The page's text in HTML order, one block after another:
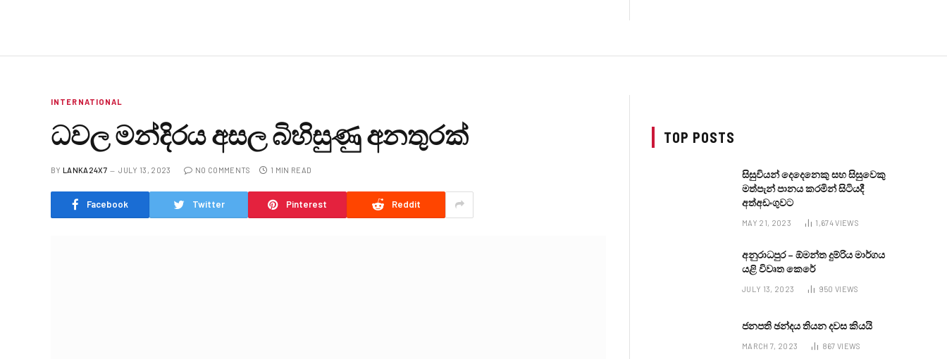
INTERNATIONAL
ධවල මන්දිරය අසල බිහිසුණු අනතුරක්
BY LANKA24X7 JULY 13, 2023 NO COMMENTS 1 MIN READ
Facebook Twitter Pinterest Reddit
TOP POSTS
සිසුවියන් දෙදෙනෙකු සහ සිසුවෙකු
මත්පැන් පානය කරමින් සිටියදී
අත්අඩංගුවට
MAY 21, 2023 1,674VIEWS
අනුරාධපුර – ඕමන්ත දුම්රිය මාර්ගය
යළි විවෘත කෙරේ
JULY 13, 2023 950 VIEWS
ජනපති ඡන්දය තියන දවස කියයි
MARCH 7, 2023 867 VIEWS